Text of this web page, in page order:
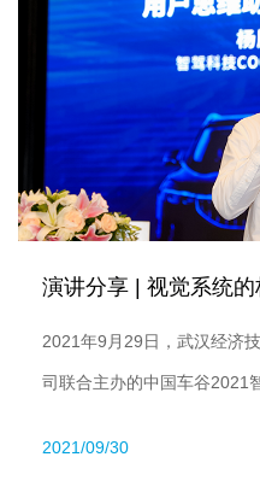
2021年9月29日，武汉经济
司联合主办的中国车谷2021
2021/09/30